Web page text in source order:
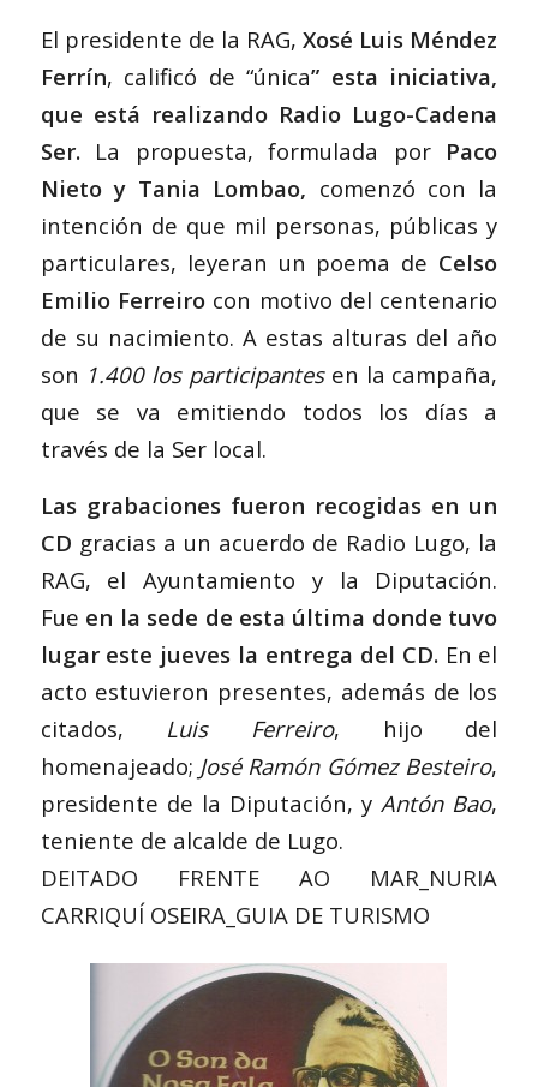
El presidente de la RAG,Xosé Luis Méndez
Ferrín, calificó de “única” esta iniciativa,
que está realizando Radio Lugo-Cadena
Ser. La propuesta, formulada por Paco
Nieto y Tania Lombao, comenzó con la
intención de que mil personas, públicas y
particulares, leyeran un poema de Celso
Emilio Ferreirocon motivo del centenario
de su nacimiento. A estas alturas del año
son 1.400 los participantesen la campaña,
que se va emitiendo todos los días a
través de la Ser local.
Las grabaciones fueron recogidas en un
CD gracias a un acuerdo de Radio Lugo, la
RAG, el Ayuntamiento y la Diputación.
Fue en la sede de esta última donde tuvo
lugar este jueves la entrega del CD.En el
acto estuvieron presentes, además de los
citados, Luis Ferreiro, hijo del
homenajeado; José Ramón Gómez Besteiro,
presidente de la Diputación, y Antón Bao,
teniente de alcalde de Lugo.
DEITADO FRENTE AO MAR_NURIA
CARRIQUÍ OSEIRA_GUIA DE TURISMO